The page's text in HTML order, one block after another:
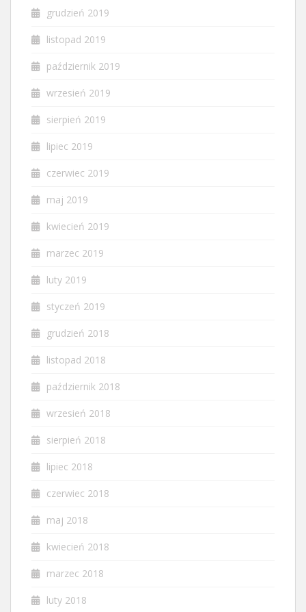
grudzień 2019
listopad 2019
październik 2019
wrzesień 2019
sierpień 2019
lipiec 2019
czerwiec 2019
maj 2019
kwiecień 2019
marzec 2019
luty 2019
styczeń 2019
grudzień 2018
listopad 2018
październik 2018
wrzesień 2018
sierpień 2018
lipiec 2018
czerwiec 2018
maj 2018
kwiecień 2018
marzec 2018
luty 2018